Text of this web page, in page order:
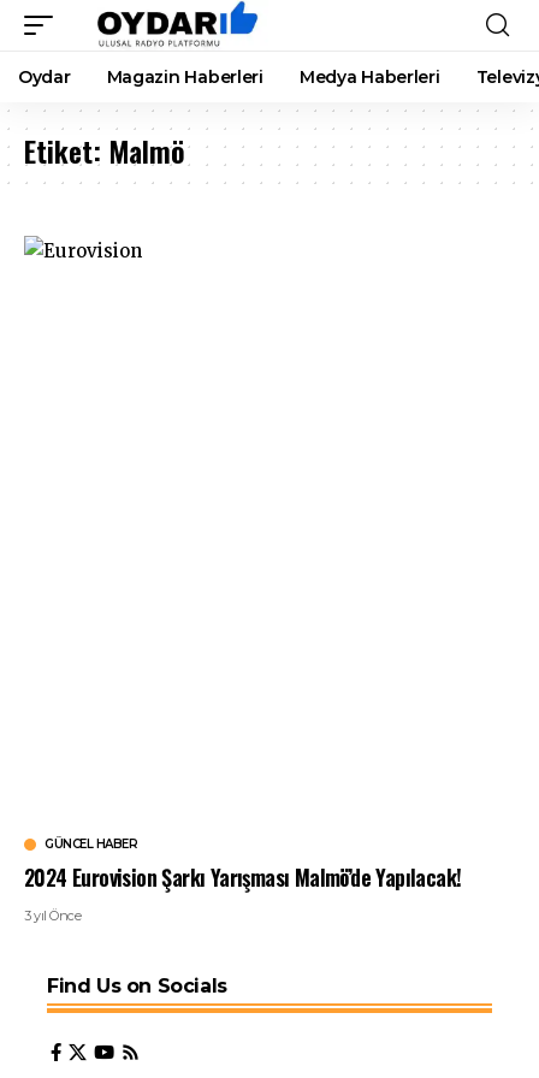
Oydar Magazin Haberleri Medya Haberleri
Etiket: Malmö
GÜNCEL HABER
2024 Eurovision Şarkı Yarışması Malmö’de Yapılacak!
3 yıl Önce
Find Us on Socials